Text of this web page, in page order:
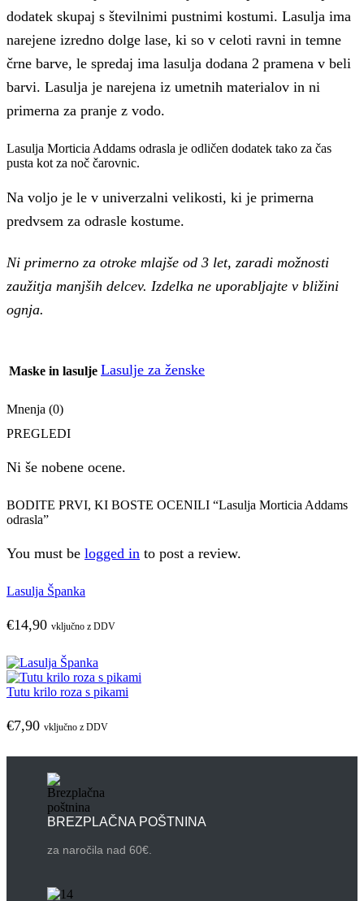
dodatek skupaj s številnimi pustnimi kostumi. Lasulja ima
narejene izredno dolge lase, ki so v celoti ravni in temne
črne barve, le spredaj ima lasulja dodana 2 pramena v beli
barvi. Lasulja je narejena iz umetnih materialov in ni
primerna za pranje z vodo.
Lasulja Morticia Addams odrasla je odličen dodatek tako za čas
pusta kot za noč čarovnic.
Na voljo je le v univerzalni velikosti, ki je primerna
predvsem za odrasle kostume.
Ni primerno za otroke mlajše od 3 let, zaradi možnosti
zaužitja manjših delcev. Izdelka ne uporabljajte v bližini
ognja.
Maske in lasulje Lasulje za ženske
Mnenja (0)
PREGLEDI
Ni še nobene ocene.
BODITE PRVI, KI BOSTE OCENILI “Lasulja Morticia Addams
odrasla”
You must be logged in to post a review.
Lasulja Španka
€14,90 vključno z DDV
Tutu krilo roza s pikami
€7,90 vključno z DDV
BREZPLAČNA POŠTNINA
za naročila nad 60€.